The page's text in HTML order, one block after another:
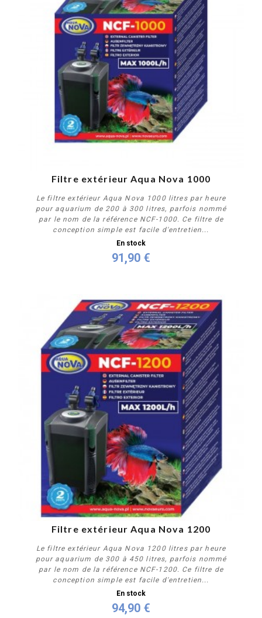
Filtre extérieur Aqua Nova 1000
Le filtre extérieur Aqua Nova 1000 litres par heure
pour aquarium de 200 à 300 litres, parfois nommé
par le nom de la référence NCF-1000. Ce filtre de
conception simple est facile d'entretien...
En stock
91,90 €
Filtre extérieur Aqua Nova 1200
Le filtre extérieur Aqua Nova 1200 litres par heure
pour aquarium de 300 à 450 litres, parfois nommé
par le nom de la référence NCF-1200. Ce filtre de
conception simple est facile d'entretien...
En stock
94,90 €